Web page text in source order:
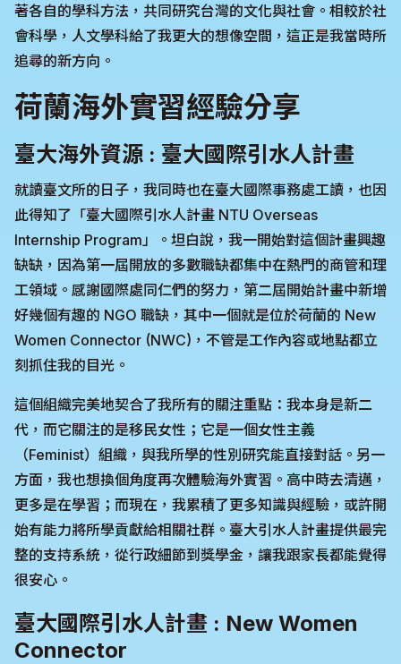
著各自的學科方法，共同研究台灣的文化與社會。相較於社
會科學，人文學科給了我更大的想像空間，這正是我當時所
追尋的新方向。
荷蘭海外實習經驗分享
臺大海外資源 : 臺大國際引水人計畫
就讀臺文所的日子，我同時也在臺大國際事務處工讀，也因
此得知了「臺大國際引水人計畫 NTU Overseas
Internship Program」。坦白說，我一開始對這個計畫興趣
缺缺，因為第一屆開放的多數職缺都集中在熱門的商管和理
工領域。感謝國際處同仁們的努力，第二屆開始計畫中新增
好幾個有趣的 NGO 職缺，其中一個就是位於荷蘭的 New
Women Connector (NWC)，不管是工作內容或地點都立
刻抓住我的目光。
這個組織完美地契合了我所有的關注重點：我本身是新二
代，而它關注的是移民女性；它是一個女性主義
（Feminist）組織，與我所學的性別研究能直接對話。另一
方面，我也想換個角度再次體驗海外實習。高中時去清邁，
更多是在學習；而現在，我累積了更多知識與經驗，或許開
始有能力將所學貢獻給相關社群。臺大引水人計畫提供最完
整的支持系統，從行政細節到獎學金，讓我跟家長都能覺得
很安心。
臺大國際引水人計畫 : New Women
Connector